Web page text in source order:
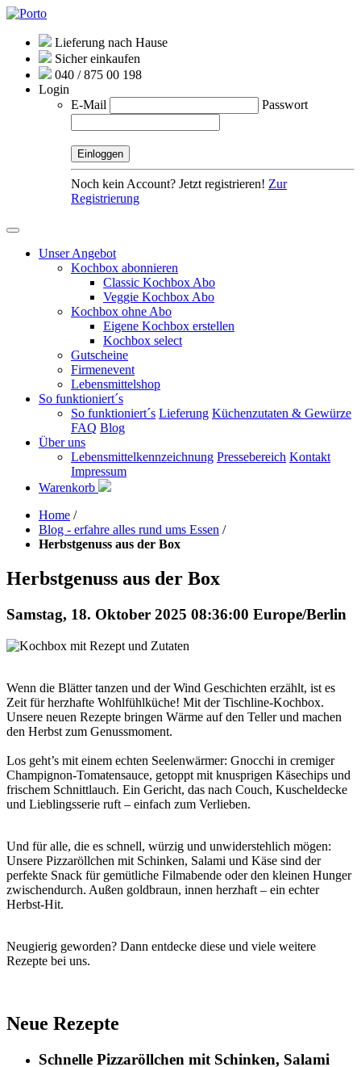
Lieferung nach Hause
Sicher einkaufen
040 / 875 00 198
Login
E-Mail
Passwort
Noch kein Account? Jetzt registrieren! Zur
Registrierung
Unser Angebot
Kochbox abonnieren
Classic Kochbox Abo
Veggie Kochbox Abo
Kochbox ohne Abo
Eigene Kochbox erstellen
Kochbox select
Gutscheine
Firmenevent
Lebensmittelshop
So funktioniert´s
So funktioniert´s Lieferung Küchenzutaten & Gewürze
FAQ Blog
Über uns
Lebensmittelkennzeichnung Pressebereich Kontakt
Impressum
Warenkorb
Home /
Blog - erfahre alles rund ums Essen /
Herbstgenuss aus der Box
Herbstgenuss aus der Box
Samstag, 18. Oktober 2025 08:36:00 Europe/Berlin
Wenn die Blätter tanzen und der Wind Geschichten erzählt, ist es
Zeit für herzhafte Wohlfühlküche! Mit der Tischline-Kochbox.
Unsere neuen Rezepte bringen Wärme auf den Teller und machen
den Herbst zum Genussmoment.
Los geht’s mit einem echten Seelenwärmer: Gnocchi in cremiger
Champignon-Tomatensauce, getoppt mit knusprigen Käsechips und
frischem Schnittlauch. Ein Gericht, das nach Couch, Kuscheldecke
und Lieblingsserie ruft – einfach zum Verlieben.
Und für alle, die es schnell, würzig und unwiderstehlich mögen:
Unsere Pizzaröllchen mit Schinken, Salami und Käse sind der
perfekte Snack für gemütliche Filmabende oder den kleinen Hunger
zwischendurch. Außen goldbraun, innen herzhaft – ein echter
Herbst-Hit.
Neugierig geworden? Dann entdecke diese und viele weitere
Rezepte bei uns.
Neue Rezepte
Schnelle Pizzaröllchen mit Schinken, Salami